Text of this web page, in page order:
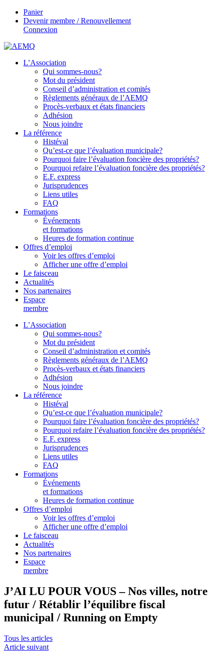
Panier
Devenir membre / Renouvellement
Connexion
L’Association
Qui sommes-nous?
Mot du président
Conseil d’administration et comités
Règlements généraux de l’AEMQ
Procès-verbaux et états financiers
Adhésion
Nous joindre
La référence
Histéval
Qu’est-ce que l’évaluation municipale?
Pourquoi faire l’évaluation foncière des propriétés?
Pourquoi refaire l’évaluation foncière des propriétés?
E.F. express
Jurisprudences
Liens utiles
FAQ
Formations
Événements
et formations
Heures de formation continue
Offres d’emploi
Voir les offres d’emploi
Afficher une offre d’emploi
Le faisceau
Actualités
Nos partenaires
Espace
membre
L’Association
Qui sommes-nous?
Mot du président
Conseil d’administration et comités
Règlements généraux de l’AEMQ
Procès-verbaux et états financiers
Adhésion
Nous joindre
La référence
Histéval
Qu’est-ce que l’évaluation municipale?
Pourquoi faire l’évaluation foncière des propriétés?
Pourquoi refaire l’évaluation foncière des propriétés?
E.F. express
Jurisprudences
Liens utiles
FAQ
Formations
Événements
et formations
Heures de formation continue
Offres d’emploi
Voir les offres d’emploi
Afficher une offre d’emploi
Le faisceau
Actualités
Nos partenaires
Espace
membre
J’AI LU POUR VOUS – Nos villes, notre
futur / Rétablir l’équilibre fiscal
municipal / Running on Empty
Tous les articles
Article suivant